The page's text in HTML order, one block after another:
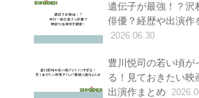
遺伝子が最強！？沢
俳優？経歴や出演作
2026.06.30
豊川悦司の若い頃が
る！見ておきたい映
出演作まとめ